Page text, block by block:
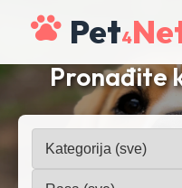
Pet4
Pronađite